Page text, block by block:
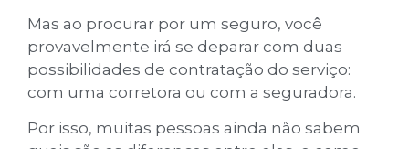
Mas ao procurar por um seguro, você
provavelmente irá se deparar com duas
possibilidades de contratação do serviço:
com uma corretora ou com a seguradora.
Por isso, muitas pessoas ainda não sabem